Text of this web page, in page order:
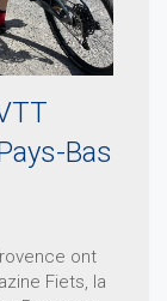
Bas
ont
Fiets, la